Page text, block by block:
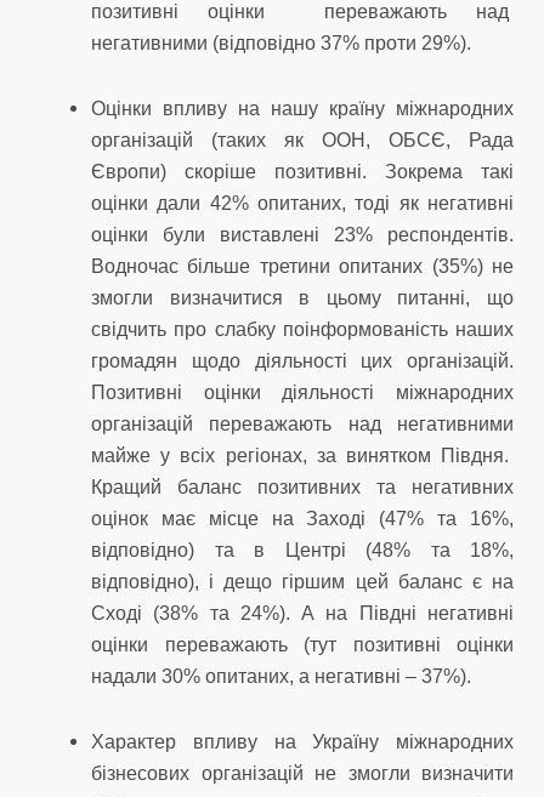
позитивні оцінки переважають над
негативними (відповідно 37% проти 29%).
Оцінки впливу на нашу країну міжнародних
організацій (таких як ООН, ОБСЄ, Рада
Європи) скоріше позитивні. Зокрема такі
оцінки дали 42% опитаних, тоді як негативні
оцінки були виставлені 23% респондентів.
Водночас більше третини опитаних (35%) не
змогли визначитися в цьому питанні, що
свідчить про слабку поінформованість наших
громадян щодо діяльності цих організацій.
Позитивні оцінки діяльності міжнародних
організацій переважають над негативними
майже у всіх регіонах, за винятком Півдня.
Кращий баланс позитивних та негативних
оцінок має місце на Заході (47% та 16%,
відповідно) та в Центрі (48% та 18%,
відповідно), і дещо гіршим цей баланс є на
Сході (38% та 24%). А на Півдні негативні
оцінки переважають (тут позитивні оцінки
надали 30% опитаних, а негативні – 37%).
Характер впливу на Україну міжнародних
бізнесових організацій не змогли визначити